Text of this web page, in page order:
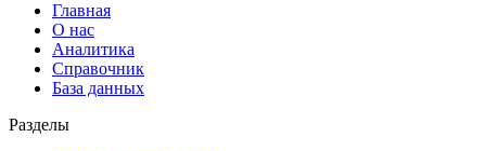
Главная
О нас
Аналитика
Справочник
База данных
Разделы